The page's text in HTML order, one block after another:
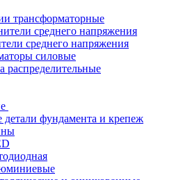
трансформаторные
среднего напряжения
среднего напряжения
силовые
распределительные
детали фундамента и крепеж